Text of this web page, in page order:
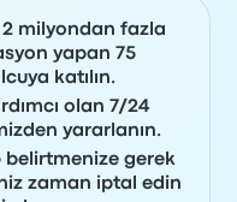
milyondan fazla
yapan 75
katılın.
olan 7/24
yararlanın.
belirtmenize gerek
zaman iptal edin